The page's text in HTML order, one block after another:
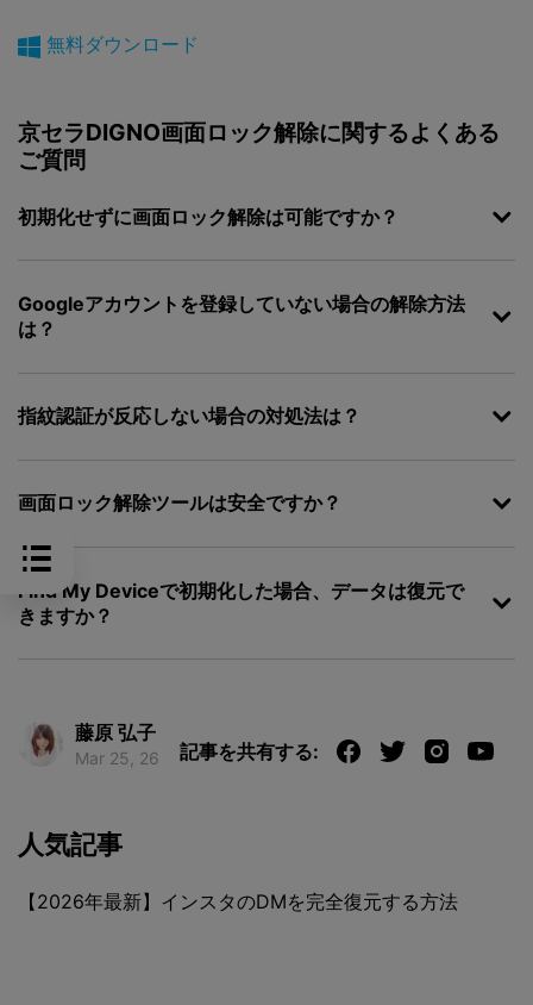
無料ダウンロード
京セラDIGNO画面ロック解除に関するよくある
ご質問
初期化せずに画面ロック解除は可能ですか？
Googleアカウントを登録していない場合の解除方法
は？
指紋認証が反応しない場合の対処法は？
画面ロック解除ツールは安全ですか？
Find My Deviceで初期化した場合、データは復元で
きますか？
藤原 弘子
Mar 25, 26 記事を共有する:
人気記事
【2026年最新】インスタのDMを完全復元する方法